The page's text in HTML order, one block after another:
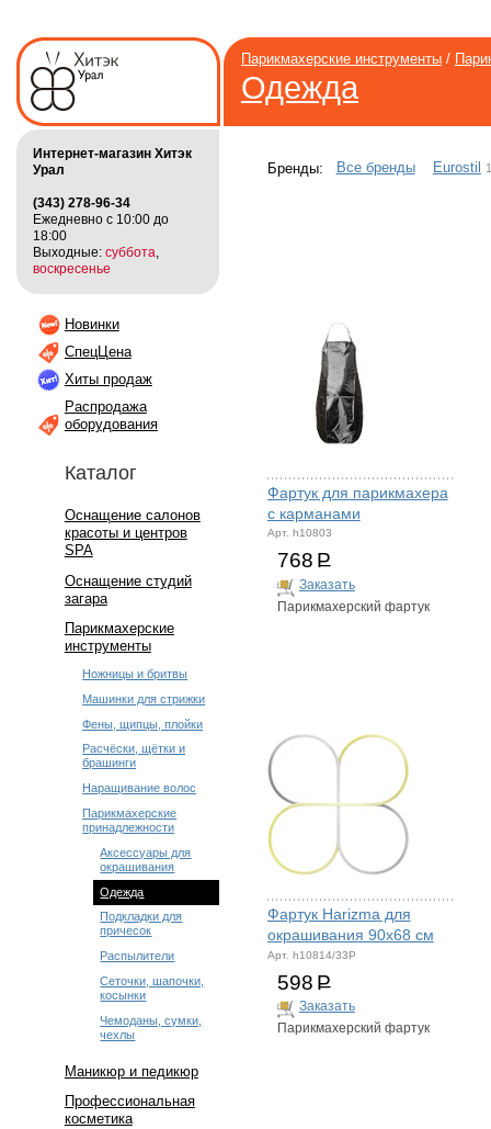
Парикмахерские инструменты/
Одежда
Интернет-магазин Хитэк
Урал
(343) 278-96-34
Ежедневно с 10:00 до
18:00
Выходные: суббота
воскресенье
Новинки
СпецЦена
Хиты продаж
Распродажа
оборудования
Каталог
Оснащение салонов
красоты и центров
SPA
Оснащение студий
загара
Парикмахерские
инструменты
Ножницы и бритвы
Машинки для стрижки
Фены, щипцы, плойки
Расчёски, щётки и
брашинги
Наращивание волос
Парикмахерские
принадлежности
Аксессуары для
окрашивания
Одежда
Подкладки для
причесок
Распылители
Сеточки, шапочки,
косынки
Чемоданы, сумки,
чехлы
Маникюр и педикюр
Профессиональная
косметика
Бренды: Все бренды Eurostil 1
Фартук для парикмахера
с карманами
Арт. h10803
768 Р
Заказать
Парикмахерский фартук
Фартук Harizma для
окрашивания 90х68 см
Арт. h10814/33P
598 Р
Заказать
Парикмахерский фартук